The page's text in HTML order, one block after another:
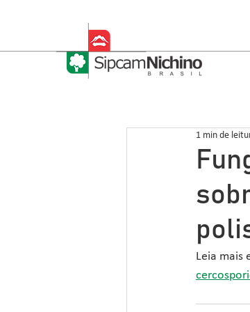
1 min de
Leia mais